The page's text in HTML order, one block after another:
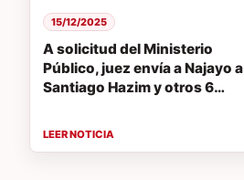
A solicitud del Ministerio
Público, juez envía a Najayo a
Santiago Hazim y otros 6
15/12/2025